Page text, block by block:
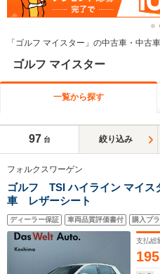
「ゴルフ マイスター」の中古車・中古
ゴルフ マイスター
一覧から探す
97 台 絞り込み
フォルクスワーゲン
ゴルフ TSI ハイライン マイ
車 レザーシート
ディーラー保証 車両品質評価書付 購入プ
支払総